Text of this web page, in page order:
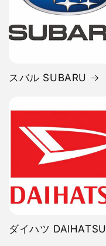
スバル SUBARU
ダイハツ DAIHATSU